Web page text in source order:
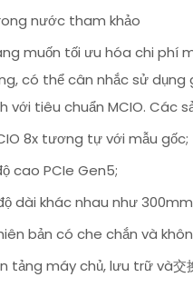
nước tham khảo
muốn tối ưu hóa chi phí
có thể cân nhắc sử
tiêu chuẩn MCIO. Các
8x tương tự với mẫu gốc;
cao PCIe Gen5;
dài khác nhau như
bản có che chắn và
tảng máy chủ, lưu trữ và交